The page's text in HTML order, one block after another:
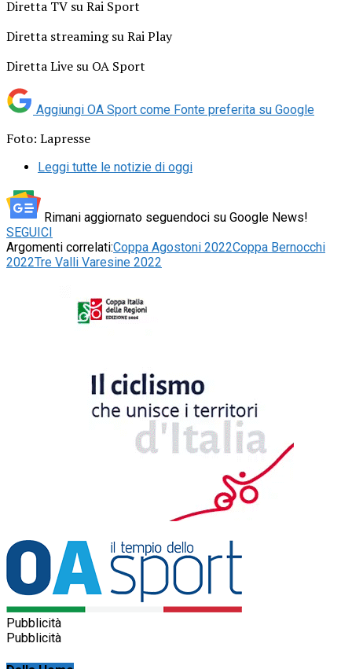
Diretta TV su Rai Sport
Diretta streaming su Rai Play
Diretta Live su OA Sport
Aggiungi OA Sport come Fonte preferita su Google
Foto: Lapresse
Leggi tutte le notizie di oggi
Rimani aggiornato seguendoci su Google News!
SEGUICI
Argomenti correlati:Coppa Agostoni 2022Coppa Bernocchi
2022Tre Valli Varesine 2022
Pubblicità
Pubblicità